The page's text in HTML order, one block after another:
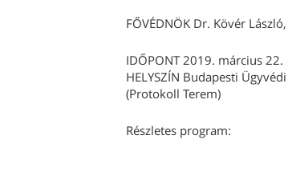
FŐVÉDNÖK Dr. Kövér
IDŐPONT 2019. március 22.
HELYSZÍN Budapesti
(Protokoll Terem)
Részletes program: